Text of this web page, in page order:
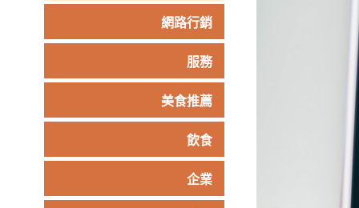
網路行銷
服務
美食推薦
飲食
企業